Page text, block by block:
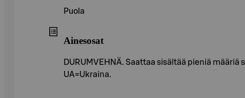
Puola
Ainesosat
DURUMVEHNÄ. Saattaa sisältää pieniä
UA=Ukraina.